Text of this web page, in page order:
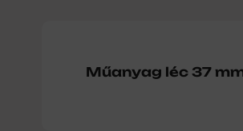
Műanyag léc 37